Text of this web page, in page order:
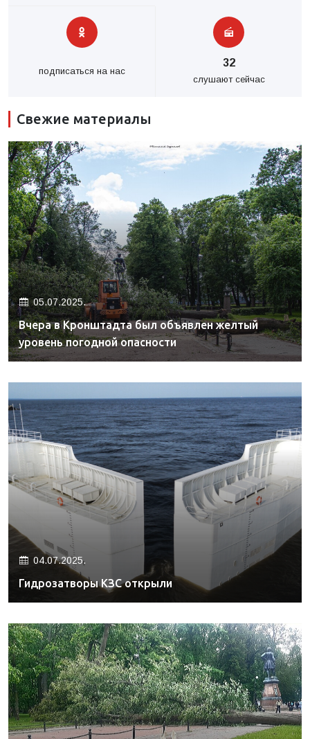
подписаться на нас
32
слушают сейчас
Свежие материалы
05.07.2025.
Вчера в Кронштадта был объявлен желтый
уровень погодной опасности
04.07.2025.
Гидрозатворы КЗС открыли